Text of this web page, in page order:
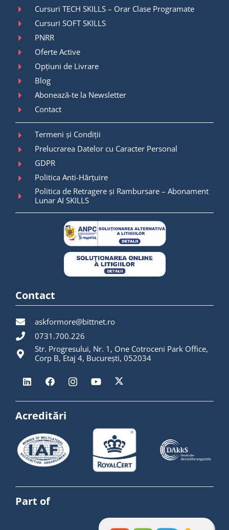
Cursuri TECH SKILLS – Orar Clase Programate
Cursuri SOFT SKILLS
PNRR
Oferte Active
Opțiuni de Livrare
Blog
Abonează-te la Newsletter
Contact
Termeni și Condiții
Prelucrarea Datelor cu Caracter Personal
GDPR
Politica Anti-Hărțuire
Politica de Retragere și Rambursare – Abonament
Lunar AI SKILLS
Contact
askformore@bittnet.ro
0731.700.226
Str. Progresului, Nr. 1, One Cotroceni Park Office,
Corp B, Etaj 4, București, 052034
Acreditări
Part of